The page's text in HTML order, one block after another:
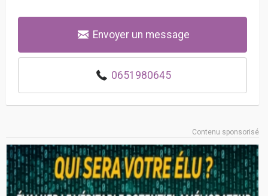
Envoyer un message
0651980645
Contenu sponsorisé